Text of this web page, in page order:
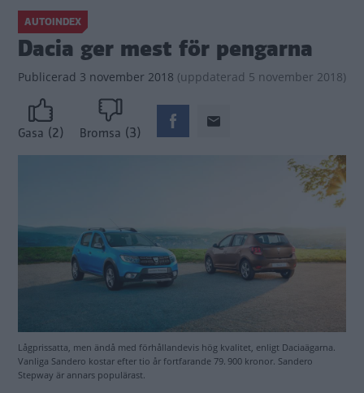
AUTOINDEX
Dacia ger mest för pengarna
Publicerad 3 november 2018 (uppdaterad 5 november 2018)
Gasa (2) Bromsa (3)
Lågprissatta, men ändå med förhållandevis hög kvalitet, enligt Daciaägarna.
Vanliga Sandero kostar efter tio år fortfarande 79. 900 kronor. Sandero
Stepway är annars populärast.